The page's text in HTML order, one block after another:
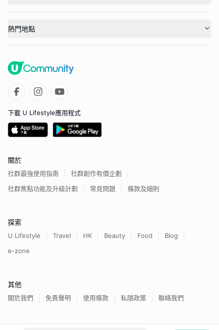
熱門地點
下載 U Lifestyle應用程式
關於
社群最強使用指南
社群創作有價企劃
社群焦點功能及升級計劃
常見問題 條款及細則
探索
U Lifestyle Travel HK Beauty Food
Blog
e-zone
其他
關於我們 免責聲明 使用條款 私隱政策 聯絡我們